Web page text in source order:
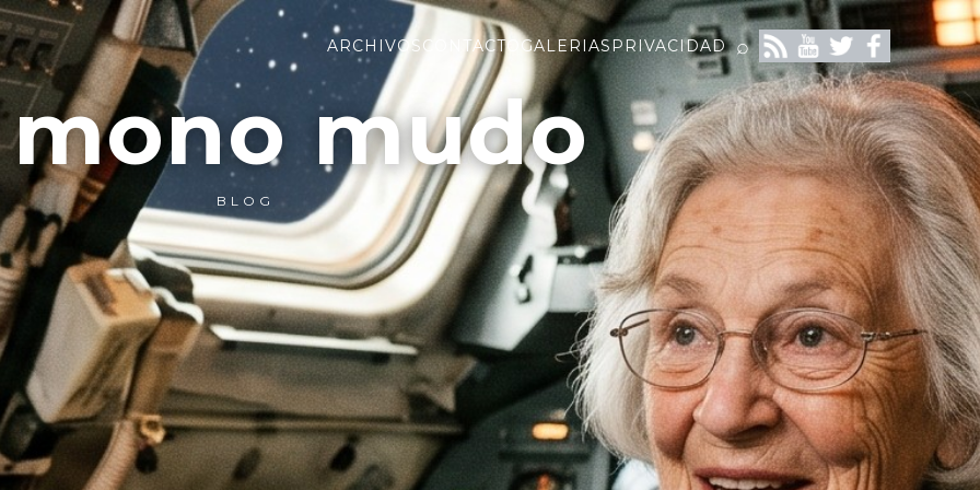
ARCHIVOSCONTACTO GALERIASPRIVACIDAD ⌕
mudo
BLOG